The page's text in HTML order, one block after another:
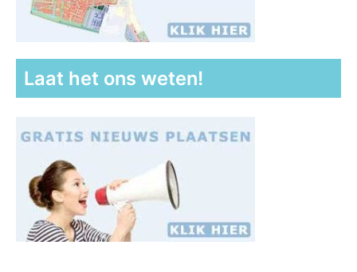
Laat het ons weten!